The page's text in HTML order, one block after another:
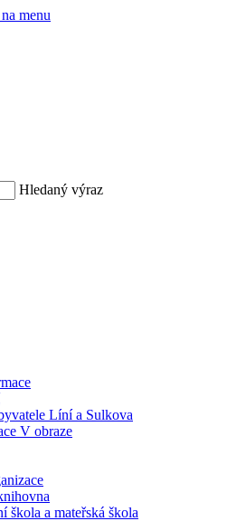
menu
Hledaný výraz
Líní a Sulkova
V obraze
škola a mateřská škola